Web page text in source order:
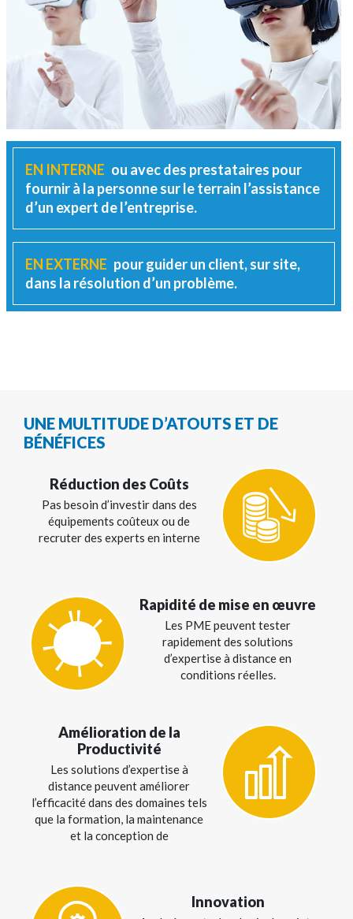
EN INTERNE ou avec des prestataires pour
fournir à la personne sur le terrain l’assistance
d’un expert de l’entreprise.
EN EXTERNE pour guider un client, sur site,
dans la résolution d’un problème.
UNE MULTITUDE D’ATOUTS ET DE
BÉNÉFICES
Réduction des Coûts
Pas besoin d’investir dans des
équipements coûteux ou de
recruter des experts en interne
Rapidité de mise en œuvre
Les PME peuvent tester
rapidementdes solutions
d’expertise à distance en
conditions réelles.
Amélioration de la
Productivité
Les solutions d’expertise à
distancepeuvent améliorer
l’efficacité dans des domaines tels
que la formation, la maintenance
et la conception de
Innovation